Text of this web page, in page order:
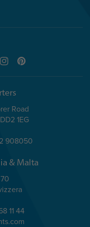
Road
1EG
908050
& Malta
11 44